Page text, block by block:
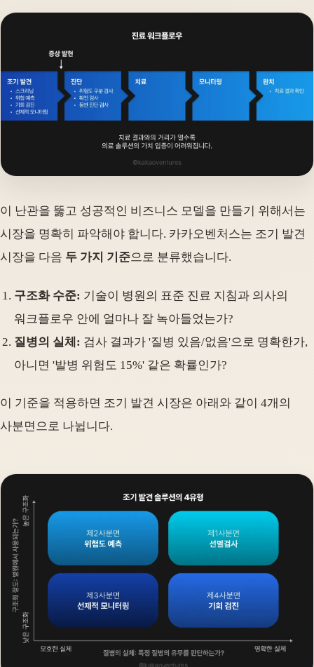
이 난관을 뚫고 성공적인 비즈니스 모델을 만들기 위해서는
시장을 명확히 파악해야 합니다. 카카오벤처스는 조기 발견
시장을 다음 두 가지 기준으로 분류했습니다.
구조화 수준: 기술이 병원의 표준 진료 지침과 의사의
워크플로우 안에 얼마나 잘 녹아들었는가?
질병의 실체: 검사 결과가 '질병 있음/없음'으로 명확한가,
아니면 '발병 위험도 15%' 같은 확률인가?
이 기준을 적용하면 조기 발견 시장은 아래와 같이 4개의
사분면으로 나뉩니다.